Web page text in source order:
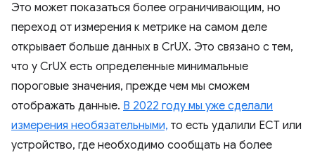
Это может показаться более ограничивающим, но
переход от измерения к метрике на самом деле
открывает больше данных в CrUX. Это связано с тем,
что у CrUX есть определенные минимальные
пороговые значения, прежде чем мы сможем
отображать данные. В 2022 году мы уже сделали
измерения необязательными, то есть удалили ECT или
устройство, где необходимо сообщать на более